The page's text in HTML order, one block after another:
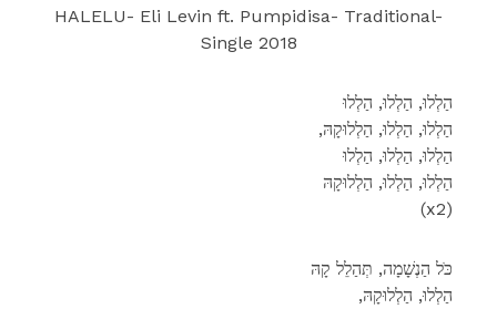
HALELU- Eli Levin ft. Pumpidisa- Traditional-
Single 2018
הַלְלוּ, הַלְלוּ, הַלְלוּ
,הַלְלוּ, הַלְלוּ, הַלְלוּקָהּ
הַלְלוּ, הַלְלוּ, הַלְלוּ
הַלְלוּ, הַלְלוּ, הַלְלוּקָהּ
(x2)
כֹּל הַנְשָׁמָה, תְּהַלֵל קָהּ
,הַלְלוּ, הַלְלוּקָהּ